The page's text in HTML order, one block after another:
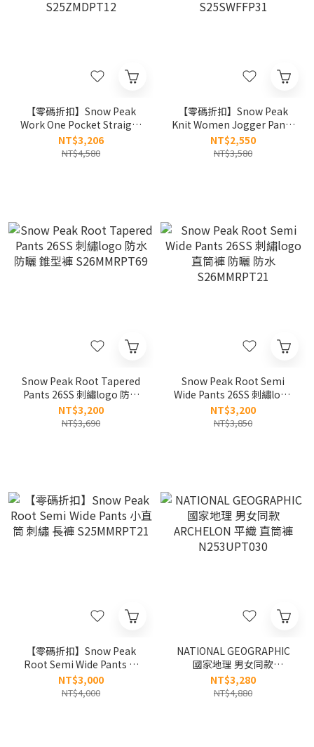
【零碼折扣】Snow Peak
Work One Pocket Straight
Pants 工作 單口袋 直筒褲
S25ZMDPT12
NT$3,206
NT$4,580
【零碼折扣】Snow Peak
Knit Women Jogger Pants
女款 Ｕ型口袋 棉長褲
S25SWFFP31
NT$2,550
NT$3,580
Snow Peak Root Tapered
Pants 26SS 刺繡logo 防水
防曬 錐型褲 S26MMRPT69
NT$3,200
NT$3,690
Snow Peak Root Semi
Wide Pants 26SS 刺繡logo
直筒褲 防曬 防水
S26MMRPT21
NT$3,200
NT$3,850
【零碼折扣】Snow Peak
Root Semi Wide Pants 小
直筒 刺繡 長褲
S25MMRPT21
NT$3,000
NT$4,000
NATIONAL GEOGRAPHIC
國家地理 男女同款
ARCHELON 平織 直筒褲
N253UPT030
NT$3,280
NT$4,880